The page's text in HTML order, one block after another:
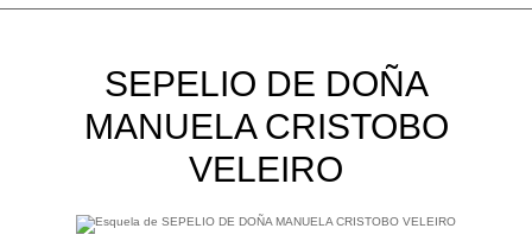
SEPELIO DE DOÑA
MANUELA CRISTOBO
VELEIRO